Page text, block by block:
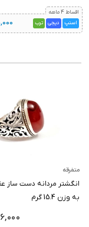
اقساط 4 ماهه
اسنپ
دیجی ترب
متفرقه
انگشتر مردانه دست ساز
به وزن 15.4 گرم